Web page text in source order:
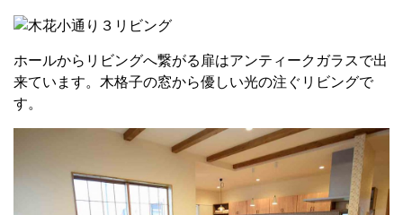
ホールからリビングへ繋がる扉はアンティークガラスで出
来ています。木格子の窓から優しい光の注ぐリビングで
す。